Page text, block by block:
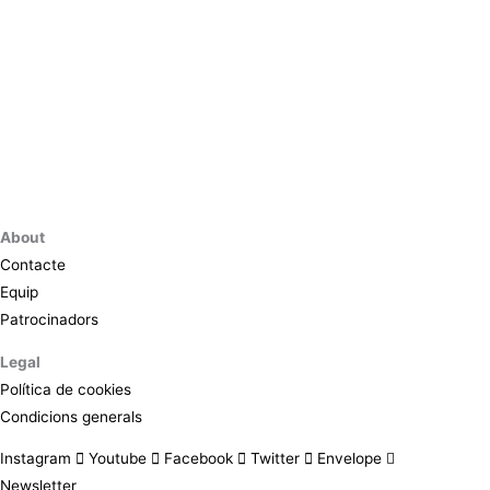
About
Contacte
Equip
Patrocinadors
Legal
Política de cookies
Condicions generals
Instagram Youtube Facebook Twitter
Envelope
Newsletter